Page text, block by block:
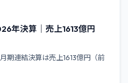
年決算｜売上1613億円
期連結決算は売上1613億円（前